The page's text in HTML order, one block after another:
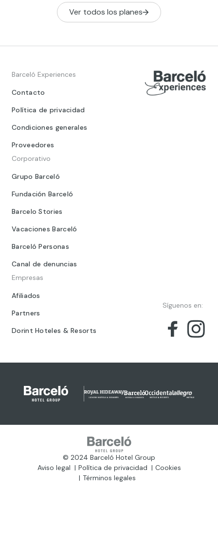
Ver todos los planes
Barceló Experiences
Contacto
Política de privacidad
Condiciones generales
Proveedores
Corporativo
Grupo Barceló
Fundación Barceló
Barcelo Stories
Vacaciones Barceló
Barceló Personas
Canal de denuncias
Empresas
Afiliados
Partners
Dorint Hoteles & Resorts
Síguenos en:
© 2024 Barceló Hotel Group
Aviso legal
Política de privacidad
Cookies
Términos legales